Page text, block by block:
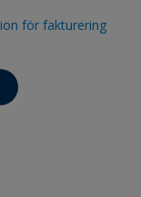
för fakturering